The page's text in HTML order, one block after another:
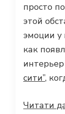
просто
этой
эмоции у
как
интерьер
сити”,
Читати